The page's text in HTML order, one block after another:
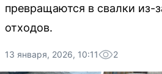
превращаются в свалки из-
отходов.
13 января, 2026, 10:11 2